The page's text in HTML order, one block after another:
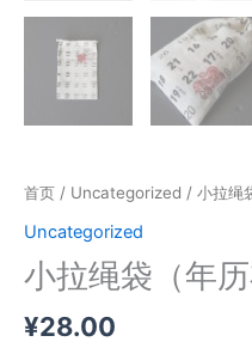
首页 / Uncategorized / 小拉绳
Uncategorized
小拉绳袋（年历
¥28.00